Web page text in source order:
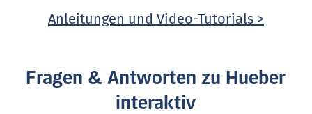
Anleitungen und Video-Tutorials >
Fragen & Antworten zu Hueber
interaktiv